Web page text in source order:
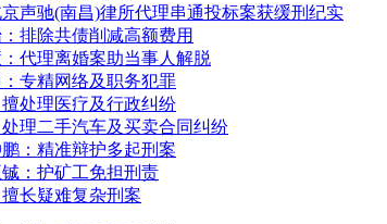
声驰(南昌)律所代理串通投标案获缓刑纪实
排除共债削减高额费用
代理离婚案助当事人解脱
专精网络及职务犯罪
处理医疗及行政纠纷
理二手汽车及买卖合同纠纷
：精准辩护多起刑案
：护矿工免担刑责
长疑难复杂刑案